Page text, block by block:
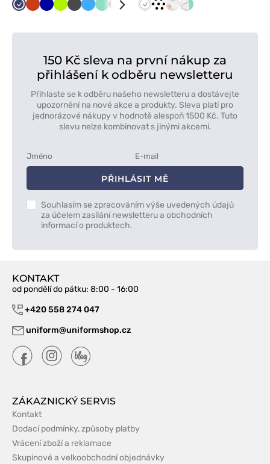
Námořnická
Oranžová
TmavěLimetková
GrafitováLazurová
MátováČervená
ČernáŠedáTmavěZelená
Bílá
Bílábílá
tečkami
Mr bio
150 Kč sleva na první nákup za
přihlášení k odběru newsletteru
Přihlaste se k odběru našeho newsletteru a dostávejte
upozornění na nové akce a produkty. Sleva platí pro
jednorázové nákupy v hodnotě alespoň 1500 Kč. Tuto
slevu nelze kombinovat s jinými akcemi.
PŘIHLÁSIT MĚ
Souhlasím se zpracováním výše uvedených údajů
za účelem zasílání newsletteru a obchodních
informací o produktech.
KONTAKT
od pondělí do pátku: 8:00 - 16:00
+420 558 274 047
uniform@uniformshop.cz
ZÁKAZNICKÝ SERVIS
Kontakt
Dodací podmínky, způsoby platby
Vrácení zboží a reklamace
Skupinové a velkoobchodní objednávky